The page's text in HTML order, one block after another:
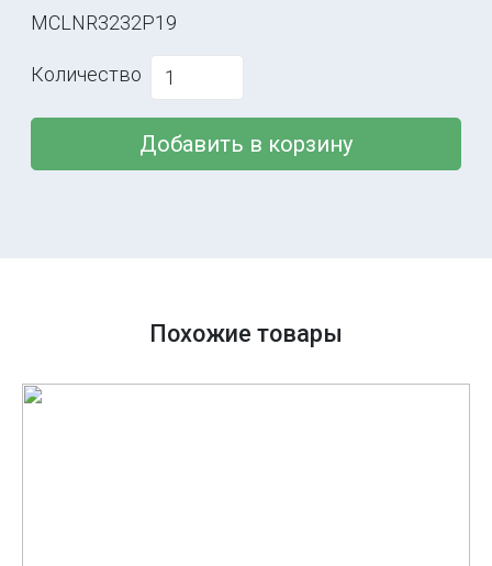
MCLNR3232P19
Количество
Добавить в корзину
Похожие товары